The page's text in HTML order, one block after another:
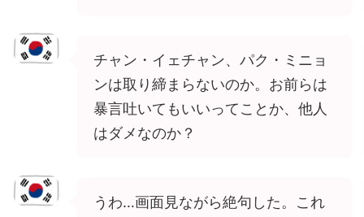
チャン・イェチャン、パク・ミニョ
ンは取り締まらないのか。お前らは
暴言吐いてもいいってことか、他人
はダメなのか？
うわ…画面見ながら絶句した。これ